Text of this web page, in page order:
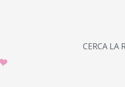
CERCA LA